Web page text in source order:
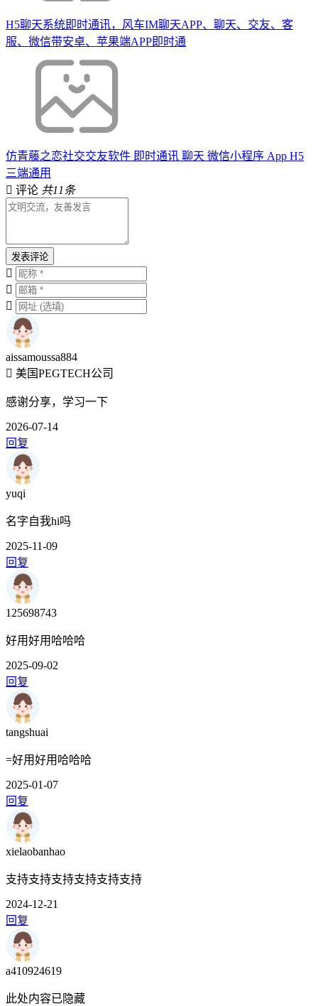
H5聊天系统即时通讯，风车IM聊天APP、聊天、交友、客
服、微信带安卓、苹果端APP即时通
仿青藤之恋社交交友软件 即时通讯 聊天 微信小程序 App H5
三端通用
评论 共11条
发表评论
aissamoussa884
美国PEGTECH公司
感谢分享，学习一下
2026-07-14
回复
yuqi
名字自我hi吗
2025-11-09
回复
125698743
好用好用哈哈哈
2025-09-02
回复
tangshuai
=好用好用哈哈哈
2025-01-07
回复
xielaobanhao
支持支持支持支持支持支持
2024-12-21
回复
a410924619
此处内容已隐藏